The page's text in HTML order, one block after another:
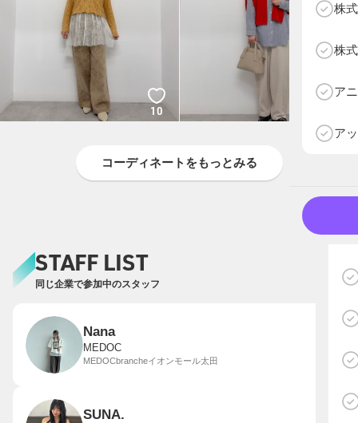
株
株
ア
ア
10
コーディネートをもっとみる
STAFF LIST
同じ企業で参加中のスタッフ
Nana
MEDOC
MEDOCbrancheイオンモール太田
SUNA.